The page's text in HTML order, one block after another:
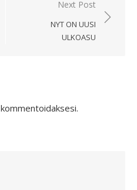
Next Post
NYT ON UUSI
ULKOASU
kommentoidaksesi.